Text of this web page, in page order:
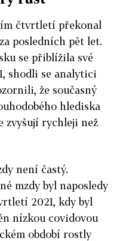
čtvrtletí překonal
posledních pět let.
se přiblížila své
shodli se analytici
že současný
hlediska
zvyšují rychleji než
není častý.
mzdy byl naposledy
2021, kdy byl
nízkou covidovou
období rostly